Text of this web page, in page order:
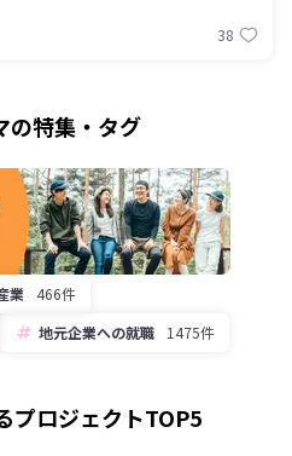
38
の特集・タグ
業
466件
地元企業への就職 1475件
プロジェクトTOP5